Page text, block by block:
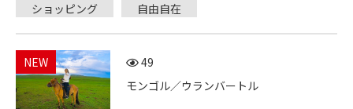
ショッピング
自由自在
NEW
49
モンゴル／ウランバートル